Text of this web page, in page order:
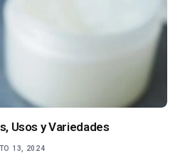
Usos y Variedades
13, 2024